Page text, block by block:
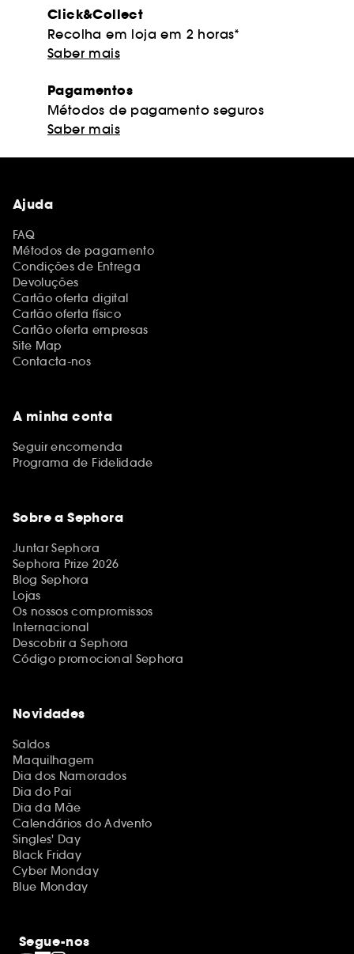
Click&Collect
Recolha em loja em 2 horas*
Saber mais
Pagamentos
Métodos de pagamento seguros
Saber mais
Ajuda
FAQ
Métodos de pagamento
Condições de Entrega
Devoluções
Cartão oferta digital
Cartão oferta físico
Cartão oferta empresas
Site Map
Contacta-nos
A minha conta
Seguir encomenda
Programa de Fidelidade
Sobre a Sephora
Juntar Sephora
Sephora Prize 2026
Blog Sephora
Lojas
Os nossos compromissos
Internacional
Descobrir a Sephora
Código promocional Sephora
Novidades
Saldos
Maquilhagem
Dia dos Namorados
Dia do Pai
Dia da Mãe
Calendários do Advento
Singles' Day
Black Friday
Cyber Monday
Blue Monday
Segue-nos